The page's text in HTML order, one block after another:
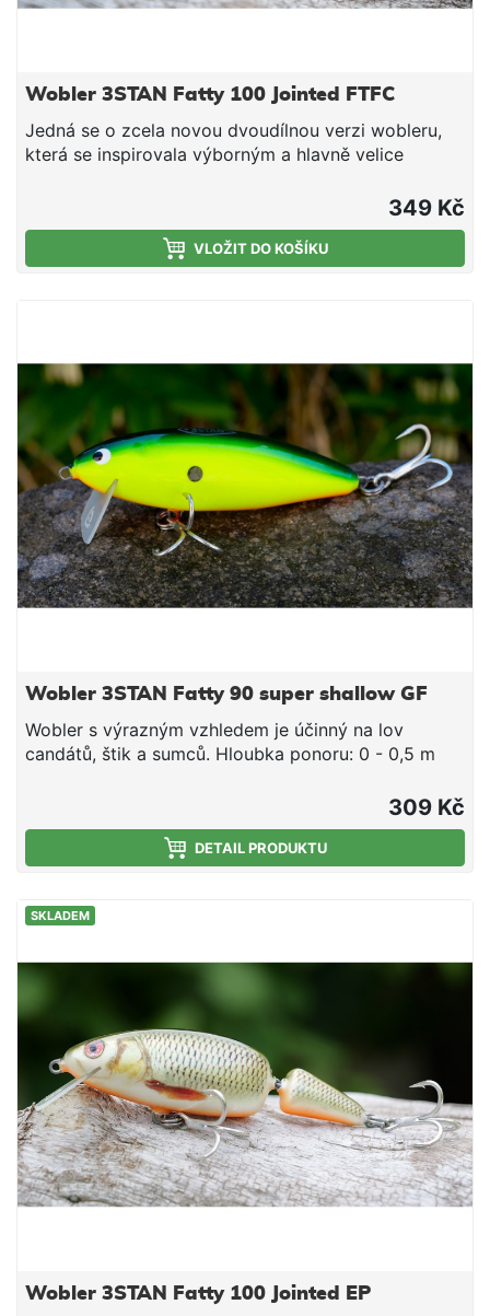
Wobler 3STAN Fatty 100 Jointed FTFC
Jedná se o zcela novou dvoudílnou verzi wobleru,
která se inspirovala výborným a hlavně velice
vzhledem je účinný na lov candátů, štik a sumců.
Hloubka ponoru: 0,3 - 0,8 m. Nástraha je osazena
dvěma velmi pevnými a kvalitními trojháčky značky
Ichikawa Kamakiri vyrobenými v Japonsku. Wobler
vláčecími zkušenosti. Vyzkoušejte slovenský
wobler, který snese srovnání s nejdražší japonskou
konkurencí! Technické údaje: Délka: 100 mm
Hmotnost: 22 g Hloubka ponoru: 0,3 - 0,8 m
349 Kč
VLOŽIT DO KOŠÍKU
Wobler 3STAN Fatty 90 super shallow GF
Wobler s výrazným vzhledem je účinný na lov
candátů, štik a sumců. Hloubka ponoru: 0 - 0,5 m
IchikawaKamakiri vyrobenými v Japonsku. Wobler
Tristan je originální slovenský výrobek. Všechny
woblery Tristan jsou ručně vyrobené a testované. Za
vláčecími zkušenosti. Vyzkoušejte slovenský
konkurencí!
309 Kč
DETAIL PRODUKTU
SKLADEM
Wobler 3STAN Fatty 100 Jointed EP